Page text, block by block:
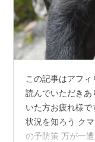
この記事はアフ
読んでいただき
いた方お疲れ様
状況を知ろう ク
の予防策 万が一